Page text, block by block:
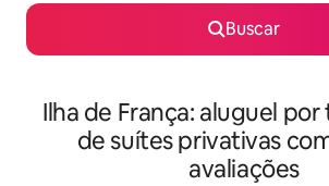
Buscar
Ilha de França: aluguel
de suítes privativas
avaliações